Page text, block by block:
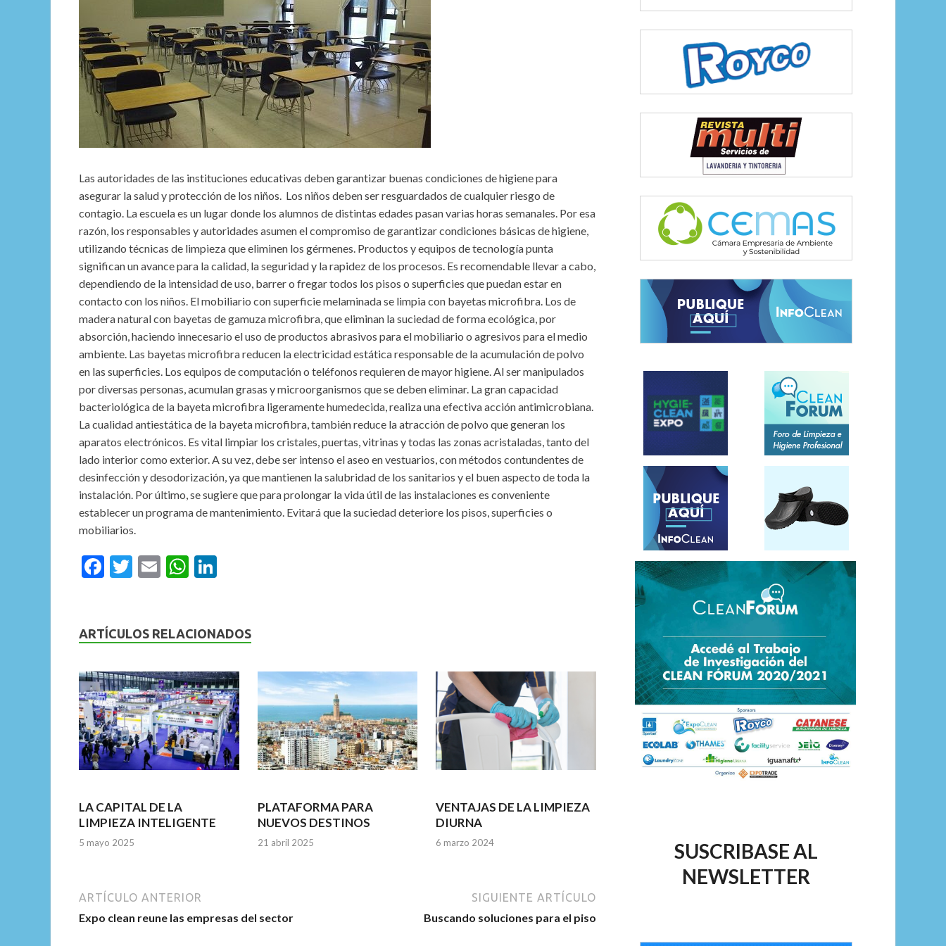
Las autoridades de las instituciones educativas deben garantizar buenas condiciones de higiene para
asegurar la salud y protección de los niños. Los niños deben ser resguardados de cualquier riesgo de
contagio. La escuela es un lugar donde los alumnos de distintas edades pasan varias horas semanales. Por esa
razón, los responsables y autoridades asumen el compromiso de garantizar condiciones básicas de higiene,
utilizando técnicas de limpieza que eliminen los gérmenes. Productos y equipos de tecnología punta
significan un avance para la calidad, la seguridad y la rapidez de los procesos. Es recomendable llevar a cabo,
dependiendo de la intensidad de uso, barrer o fregar todos los pisos o superficies que puedan estar en
contacto con los niños. El mobiliario con superficie melaminada se limpia con bayetas microfibra. Los de
madera natural con bayetas de gamuza microfibra, que eliminan la suciedad de forma ecológica, por
absorción, haciendo innecesario el uso de productos abrasivos para el mobiliario o agresivos para el medio
ambiente. Las bayetas microfibra reducen la electricidad estática responsable de la acumulación de polvo
en las superficies. Los equipos de computación o teléfonos requieren de mayor higiene. Al ser manipulados
por diversas personas, acumulan grasas y microorganismos que se deben eliminar. La gran capacidad
bacteriológica de la bayeta microfibra ligeramente humedecida, realiza una efectiva acción antimicrobiana.
La cualidad antiestática de la bayeta microfibra, también reduce la atracción de polvo que generan los
aparatos electrónicos. Es vital limpiar los cristales, puertas, vitrinas y todas las zonas acristaladas, tanto del
lado interior como exterior. A su vez, debe ser intenso el aseo en vestuarios, con métodos contundentes de
desinfección y desodorización, ya que mantienen la salubridad de los sanitarios y el buen aspecto de toda la
instalación. Por último, se sugiere que para prolongar la vida útil de las instalaciones es conveniente
establecer un programa de mantenimiento. Evitará que la suciedad deteriore los pisos, superficies o
mobiliarios.
F
b
o
k
T
er
E
l
W
s
p
p
dI
ARTÍCULOS RELACIONADOS
LA CAPITAL DE LA
LIMPIEZA INTELIGENTE
5 mayo 2025
PLATAFORMA PARA
NUEVOS DESTINOS
21 abril 2025
VENTAJAS DE LA LIMPIEZA
DIURNA
6 marzo 2024
ARTÍCULO ANTERIOR
Expo clean reune las empresas del sector
SIGUIENTE ARTÍCULO
Buscando soluciones para el piso
SUSCRIBASE AL
NEWSLETTER